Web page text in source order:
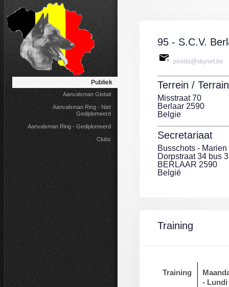
Publiek
Aanvalsman Global
Aanvalsman Ring - Niet
Gediplomeerd
Aanvalsman Ring - Gediplomeerd
Clubs
95 - S.C.V.
polido@skynet.be
Terrein /
Misstraat 70
Berlaar 2590
Belgie
Secretariaat
Busschots - Marien
Dorpstraat 34 bus 3
BERLAAR 2590
België
Training
Training
- Lundi